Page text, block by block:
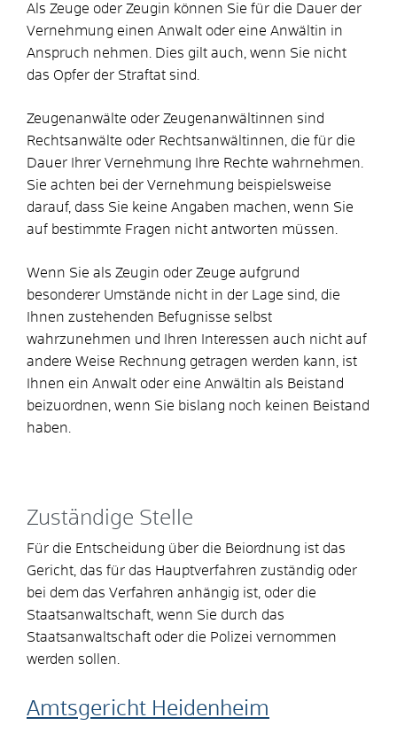
Als Zeuge oder Zeugin können Sie für die Dauer der
Vernehmung einen Anwalt oder eine Anwältin in
Anspruch nehmen. Dies gilt auch, wenn Sie nicht
das Opfer der Straftat sind.
Zeugenanwälte oder Zeugenanwältinnen sind
Rechtsanwälte oder Rechtsanwältinnen, die für die
Dauer Ihrer Vernehmung Ihre Rechte wahrnehmen.
Sie achten bei der Vernehmung beispielsweise
darauf, dass Sie keine Angaben machen, wenn Sie
auf bestimmte Fragen nicht antworten müssen.
Wenn Sie als Zeugin oder Zeuge aufgrund
besonderer Umstände nicht in der Lage sind, die
Ihnen zustehenden Befugnisse selbst
wahrzunehmen und Ihren Interessen auch nicht auf
andere Weise Rechnung getragen werden kann, ist
Ihnen ein Anwalt oder eine Anwältin als Beistand
beizuordnen, wenn Sie bislang noch keinen Beistand
haben.
Zuständige Stelle
Für die Entscheidung über die Beiordnung ist das
Gericht, das für das Hauptverfahren zuständig oder
bei dem das Verfahren anhängig ist, oder die
Staatsanwaltschaft, wenn Sie durch das
Staatsanwaltschaft oder die Polizei vernommen
werden sollen.
Amtsgericht Heidenheim